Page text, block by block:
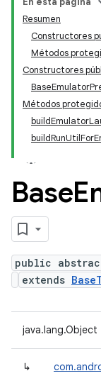
Resumen
Constructores
Métodos
Constructores
Métodos
Base
public
extends
java.lang.Object
↳